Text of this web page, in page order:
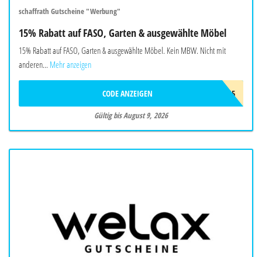
schaffrath Gutscheine "Werbung"
15% Rabatt auf FASO, Garten & ausgewählte Möbel
15% Rabatt auf FASO, Garten & ausgewählte Möbel. Kein MBW. Nicht mit
anderen... Mehr anzeigen
SUMMER15
CODE ANZEIGEN
Gültig bis August 9, 2026